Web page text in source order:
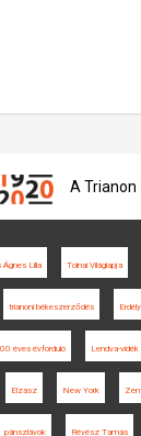
A Trianon
Ágnes Lilla Tolnai Világlapja
trianoni békeszerződés
éves évforduló Lendva-vidék
Elzász New York
pánszlávok Révész Tamás